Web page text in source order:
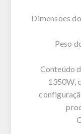
Dimensões
Peso
Conteúdo
1350W,